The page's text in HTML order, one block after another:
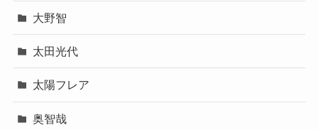
大野智
太田光代
太陽フレア
奥智哉